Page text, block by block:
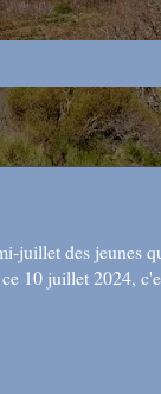
juillet des jeunes
10 juillet 2024,